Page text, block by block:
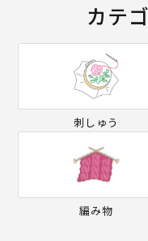
カテ
刺しゅう
編み物